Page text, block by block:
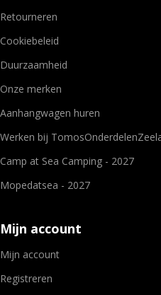
Retourneren
Cookiebeleid
Duurzaamheid
Onze merken
Aanhangwagen huren
Werken bij
Camp at Sea Camping - 2027
Mopedatsea - 2027
Mijn account
Mijn account
Registreren